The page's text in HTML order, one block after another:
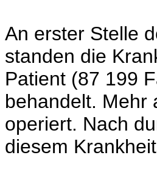
An erster Stelle
standen die
Patient (87 199
behandelt. Mehr
operiert. Nach
diesem